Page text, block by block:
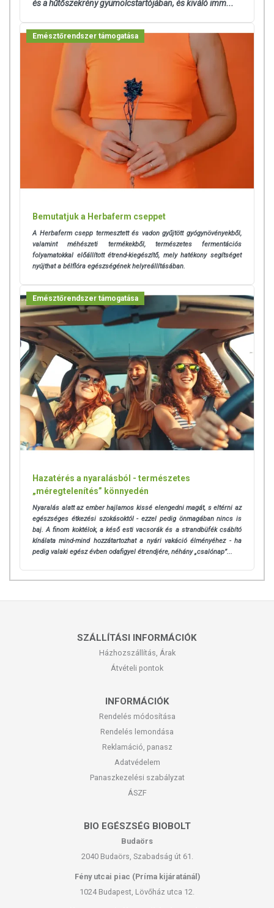
elzárva tartandó!
és a hűtőszekrény gyümölcstartójában, és kiváló imm...
Emésztőrendszer támogatása
Bemutatjuk a Herbaferm cseppet
A Herbaferm csepp termesztett és vadon gyűjtött gyógynövényekből,
valamint méhészeti termékekből, természetes fermentációs
folyamatokkal előállított étrend-kiegészítő, mely hatékony segítséget
nyújthat a bélflóra egészségének helyreállításában.
Emésztőrendszer támogatása
Hazatérés a nyaralásból - természetes
„méregtelenítés” könnyedén
Nyaralás alatt az ember hajlamos kissé elengedni magát, s eltérni az
egészséges étkezési szokásoktól - ezzel pedig önmagában nincs is
baj. A finom koktélok, a késő esti vacsorák és a strandbüfék csábító
kínálata mind-mind hozzátartozhat a nyári vakáció élményéhez - ha
pedig valaki egész évben odafigyel étrendjére, néhány „csalónap”...
SZÁLLÍTÁSI INFORMÁCIÓK
Házhozszállítás, Árak
Átvételi pontok
INFORMÁCIÓK
Rendelés módosítása
Rendelés lemondása
Reklamáció, panasz
Adatvédelem
Panaszkezelési szabályzat
ÁSZF
BIO EGÉSZSÉG BIOBOLT
Budaörs
2040 Budaörs, Szabadság út 61.
Fény utcai piac (Príma kijáratánál)
1024 Budapest, Lövőház utca 12.